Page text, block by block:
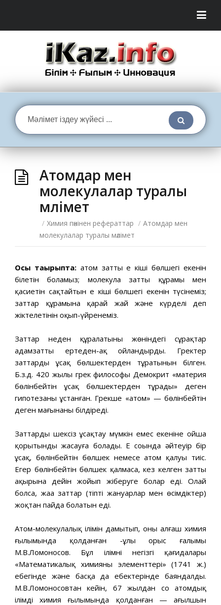
Атомдар мен
молекулалар туралы
мәлімет
/ Химия пәнінен рефераттар / Атомдар мен
молекулалар туралы мәлімет
Осы тақырыпта:атом заттың ең кіші бөлшегі екенін
білетін боламыз; молекула заттың құрамы мен
қасиетін сақтайтын ең кіші бөлшегі екенін түсінеміз;
заттар құрамына қарай жай және күрделі деп
жіктелетінін оқып-үйренеміз.
Заттар неден құралатыны жөніндегі сұрақтар
адамзатты ертеден-ақ ойландырды. Гректер
заттардың ұсақ бөлшектерден тұратынын білген.
Б.з.д. 420 жылы грек философы Демокрит «материя
бөлінбейтін ұсақ бөлшектерден тұрады» деген
гипотезаны ұстанған. Грекше «атом» — бөлінбейтін
деген мағынаны білдіреді.
Заттарды шексіз ұсақтау мүмкін емес екеніне ойша
қорытынды жасауға болады. Ең соңында әйтеуір бір
ұсақ, бөлінбейтін бөлшек немесе атом қалуы тиіс.
Егер бөлінбейтін бөлшек қалмаса, кез келген затты
ақырына дейін жойып жіберуге болар еді. Олай
болса, жаңа заттар (тіпті жануарлар мен өсімдіктер)
жоқтан пайда болатын еді.
Атом-молекулалық ілімін дамытып, оны алғаш химия
ғылымында қолданған -ұлы орыс ғалымы
М.В.Ломоносов. Бұл ілімнің негізгі қағидалары
«Математикалық химияның элементтері» (1741 ж.)
еңбегінде және басқа да еңбектерінде баяндалды.
М.В.Ломоносовтан кейін, 67 жылдан соң атомдық
ілімді химия ғылымында қолданған — ағылшын